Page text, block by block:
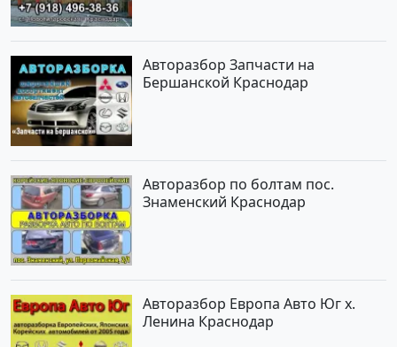
Авторазбор Запчасти на
Бершанской Краснодар
Авторазбор по болтам пос.
Знаменский Краснодар
Авторазбор Европа Авто Юг х.
Ленина Краснодар